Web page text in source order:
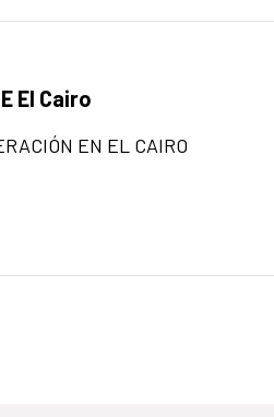
El Cairo
EN EL CAIRO